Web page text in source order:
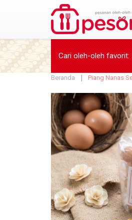
Cari oleh-olehfavorit:
Beranda Piang Nanas